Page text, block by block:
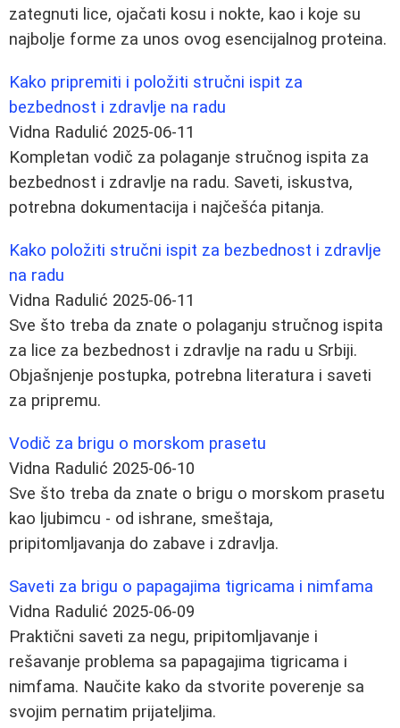
zategnuti lice, ojačati kosu i nokte, kao i koje su
najbolje forme za unos ovog esencijalnog proteina.
Kako pripremiti i položiti stručni ispit za
bezbednost i zdravlje na radu
Vidna Radulić 2025-06-11
Kompletan vodič za polaganje stručnog ispita za
bezbednost i zdravlje na radu. Saveti, iskustva,
potrebna dokumentacija i najčešća pitanja.
Kako položiti stručni ispit za bezbednost i zdravlje
na radu
Vidna Radulić 2025-06-11
Sve što treba da znate o polaganju stručnog ispita
za lice za bezbednost i zdravlje na radu u Srbiji.
Objašnjenje postupka, potrebna literatura i saveti
za pripremu.
Vodič za brigu o morskom prasetu
Vidna Radulić 2025-06-10
Sve što treba da znate o brigu o morskom prasetu
kao ljubimcu - od ishrane, smeštaja,
pripitomljavanja do zabave i zdravlja.
Saveti za brigu o papagajima tigricama i nimfama
Vidna Radulić 2025-06-09
Praktični saveti za negu, pripitomljavanje i
rešavanje problema sa papagajima tigricama i
nimfama. Naučite kako da stvorite poverenje sa
svojim pernatim prijateljima.